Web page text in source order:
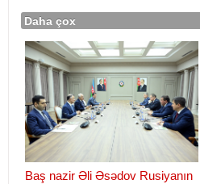
Daha çox
Baş nazir Əli Əsədov Rusiyanın